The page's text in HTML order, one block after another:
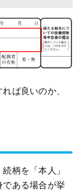
ば良いのか、
柄を「本人」
ある場合が挙